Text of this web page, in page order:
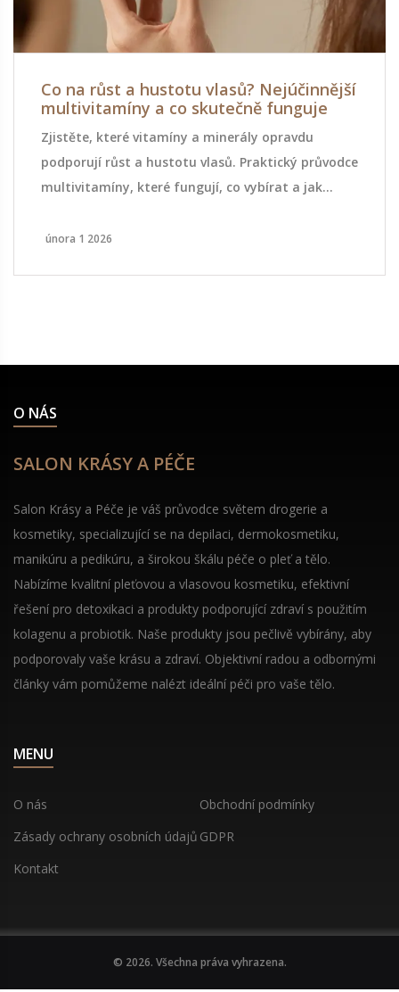
Co na růst a hustotu vlasů? Nejúčinnější
multivitamíny a co skutečně funguje
Zjistěte, které vitamíny a minerály opravdu
podporují růst a hustotu vlasů. Praktický průvodce
multivitamíny, které fungují, co vybírat a jak
února 1 2026
O NÁS
SALON KRÁSY A PÉČE
Salon Krásy a Péče je váš průvodce světem drogerie a
kosmetiky, specializující se na depilaci, dermokosmetiku,
manikúru a pedikúru, a širokou škálu péče o pleť a tělo.
Nabízíme kvalitní pleťovou a vlasovou kosmetiku, efektivní
řešení pro detoxikaci a produkty podporující zdraví s použitím
kolagenu a probiotik. Naše produkty jsou pečlivě vybírány, aby
podporovaly vaše krásu a zdraví. Objektivní radou a odbornými
články vám pomůžeme nalézt ideální péči pro vaše tělo.
MENU
O nás
Obchodní podmínky
Zásady ochrany osobních údajů GDPR
Kontakt
© 2026. Všechna práva vyhrazena.